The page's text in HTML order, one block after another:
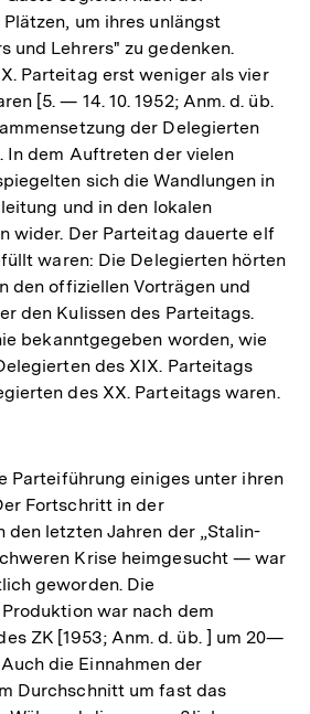
um ihres unlängst
und Lehrers" zu gedenken.
Parteitag erst weniger als vier
[5. — 14. 10. 1952; Anm. d. üb.
der Delegierten
In dem Auftreten der vielen
sich die Wandlungen in
und in den lokalen
wider. Der Parteitag dauerte elf
waren: Die Delegierten hörten
den offiziellen Vorträgen und
den Kulissen des Parteitags.
bekanntgegeben worden, wie
des XIX. Parteitags
des XX. Parteitags waren.
Parteiführung einiges unter ihren
Fortschritt in der
letzten Jahren der „Stalin-
Krise heimgesucht — war
geworden. Die
war nach dem
ZK [1953; Anm. d. üb. ] um 20—
die Einnahmen der
Durchschnitt um fast das